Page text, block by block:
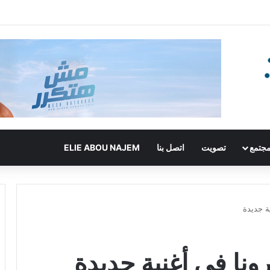
مجتمع تصويت اتصل بنا ELIE ABOU NAJEM
جديدة
في أغنية جديدة